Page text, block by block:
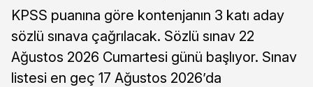
KPSS puanına göre kontenjanın 3 katı aday
sözlü sınava çağrılacak. Sözlü sınav 22
Ağustos 2026 Cumartesi günü başlıyor. Sınav
listesi en geç 17 Ağustos 2026’da